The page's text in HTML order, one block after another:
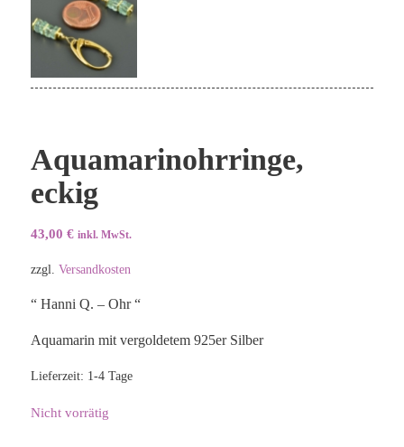
Aquamarinohrringe,
eckig
43,00 € inkl. MwSt.
zzgl. Versandkosten
“ Hanni Q. – Ohr “
Aquamarin mit vergoldetem 925er Silber
Lieferzeit: 1-4 Tage
Nicht vorrätig